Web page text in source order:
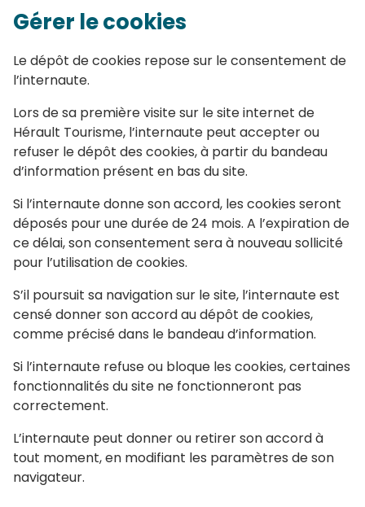
Gérer le cookies
Le dépôt de cookies repose sur le consentement de
l’internaute.
Lors de sa première visite sur le site internet de
Hérault Tourisme, l’internaute peut accepter ou
refuser le dépôt des cookies, à partir du bandeau
d’information présent en bas du site.
Si l’internaute donne son accord, les cookies seront
déposés pour une durée de 24 mois. A l’expiration de
ce délai, son consentement sera à nouveau sollicité
pour l’utilisation de cookies.
S’il poursuit sa navigation sur le site, l’internaute est
censé donner son accord au dépôt de cookies,
comme précisé dans le bandeau d’information.
Si l’internaute refuse ou bloque les cookies, certaines
fonctionnalités du site ne fonctionneront pas
correctement.
L’internaute peut donner ou retirer son accord à
tout moment, en modifiant les paramètres de son
navigateur.